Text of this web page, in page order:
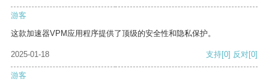
游客
这款加速器VPM应用程序提供了顶级的安全性和隐私保护。
2025-01-18 支持[0] 反对[0]
游客